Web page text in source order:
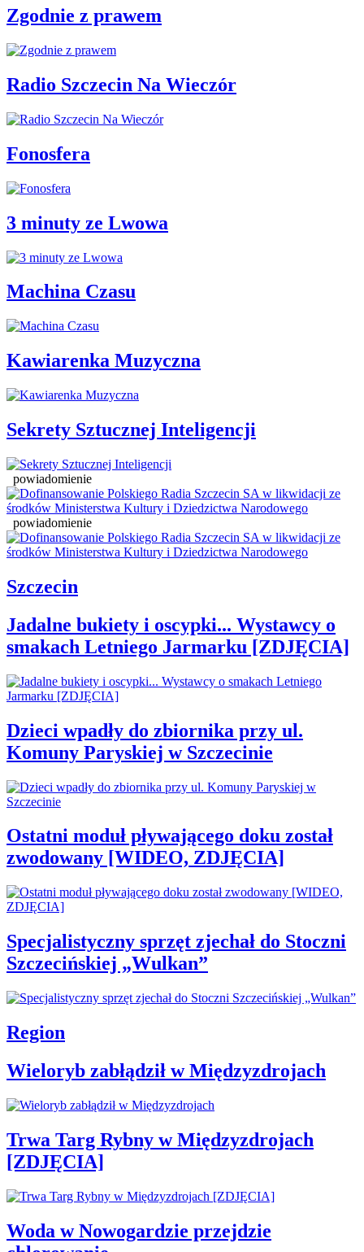
Zgodnie z prawem
Radio Szczecin Na Wieczór
Fonosfera
3 minuty ze Lwowa
Machina Czasu
Kawiarenka Muzyczna
Sekrety Sztucznej Inteligencji
powiadomienie
powiadomienie
Szczecin
Jadalne bukiety i oscypki... Wystawcy o
smakach Letniego Jarmarku [ZDJĘCIA]
Dzieci wpadły do zbiornika przy ul.
Komuny Paryskiej w Szczecinie
Ostatni moduł pływającego doku został
zwodowany [WIDEO, ZDJĘCIA]
Specjalistyczny sprzęt zjechał do Stoczni
Szczecińskiej „Wulkan”
Region
Wieloryb zabłądził w Międzyzdrojach
Trwa Targ Rybny w Międzyzdrojach
[ZDJĘCIA]
Woda w Nowogardzie przejdzie